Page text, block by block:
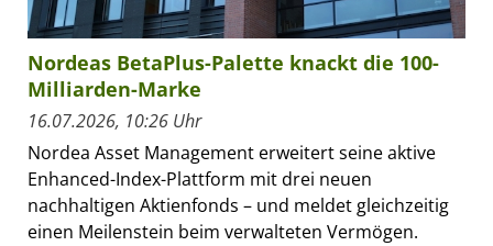
Nordeas BetaPlus-Palette knackt die 100-
Milliarden-Marke
16.07.2026, 10:26 Uhr
Nordea Asset Management erweitert seine aktive
Enhanced-Index-Plattform mit drei neuen
nachhaltigen Aktienfonds – und meldet gleichzeitig
einen Meilenstein beim verwalteten Vermögen.